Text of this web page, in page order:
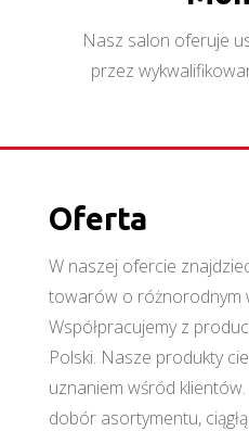
Nasz salon oferuje
przez
Oferta
W naszej ofercie
towarów o różnorodnym
Współpracujemy z
Polski. Nasze produkty
uznaniem wśród
dobór asortymentu,